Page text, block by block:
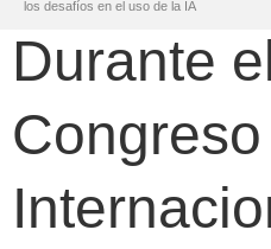
los desafíos en el uso de la IA
Durante
Congreso